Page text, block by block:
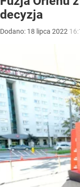
decyzja
Dodano: 18 lipca 2022